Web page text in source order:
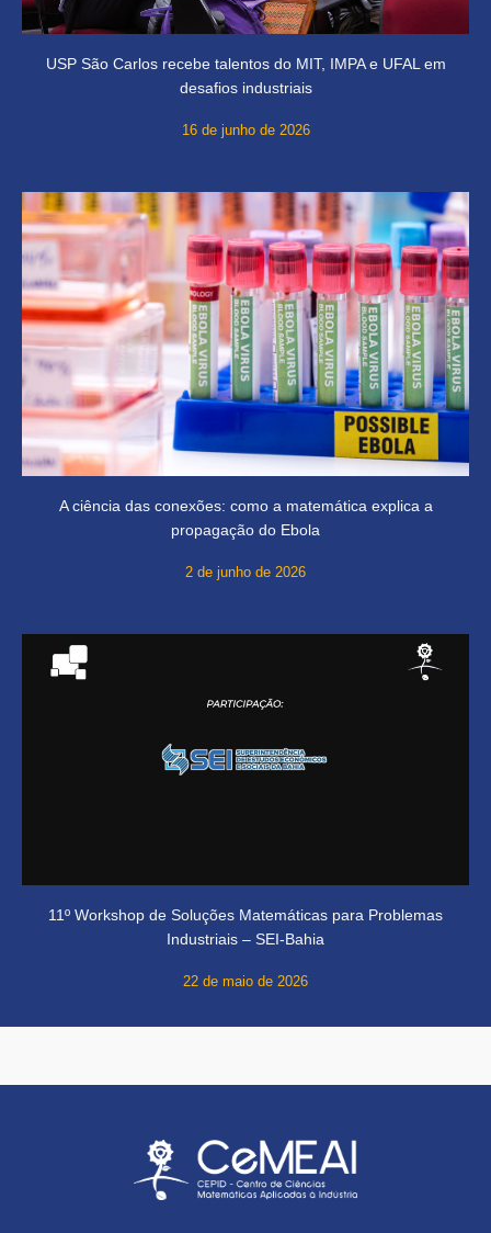
USP São Carlos recebe talentos do MIT, IMPA e UFAL em
desafios industriais
16 de junho de 2026
A ciência das conexões: como a matemática explica a
propagação do Ebola
2 de junho de 2026
11º Workshop de Soluções Matemáticas para Problemas
Industriais – SEI-Bahia
22 de maio de 2026